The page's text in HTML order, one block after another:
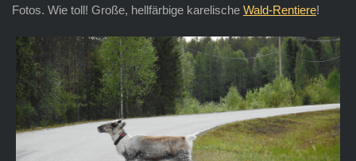
Fotos. Wie toll! Große, hellfärbige karelische Wald-Rentiere!